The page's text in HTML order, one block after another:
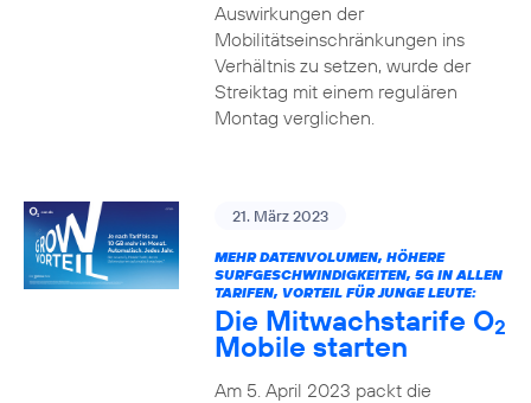
Auswirkungen der
Mobilitätseinschränkungen ins
Verhältnis zu setzen, wurde der
Streiktag mit einem regulären
Montag verglichen.
21. März 2023
MEHR DATENVOLUMEN, HÖHERE
SURFGESCHWINDIGKEITEN, 5G IN ALLEN
TARIFEN, VORTEIL FÜR JUNGE LEUTE:
Die Mitwachstarife O2
Mobile starten
Am 5. April 2023 packt die